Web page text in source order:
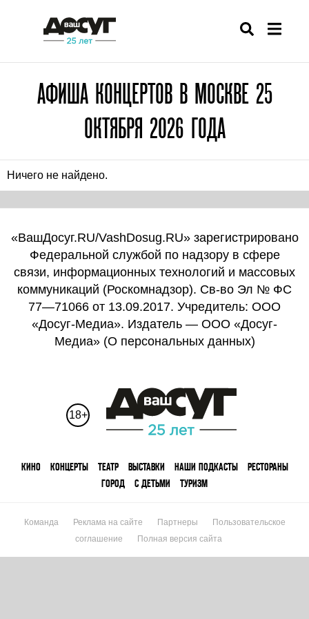
АФИША КОНЦЕРТОВ В МОСКВЕ 25
ОКТЯБРЯ 2026 ГОДА
Ничего не найдено.
«ВашДосуг.RU/VashDosug.RU» зарегистрировано
Федеральной службой по надзору в сфере
связи, информационных технологий и массовых
коммуникаций (Роскомнадзор). Св-во Эл № ФС
77—71066 от 13.09.2017. Учредитель: ООО
«Досуг-Медиа». Издатель — ООО «Досуг-
Медиа» (О персональных данных)
18+
КИНО КОНЦЕРТЫ ТЕАТР ВЫСТАВКИ НАШИ ПОДКАСТЫ
РЕСТОРАНЫ
ГОРОД
С ДЕТЬМИ ТУРИЗМ
Команда Реклама на сайте Партнеры
Пользовательское
соглашение
Полная версия сайта